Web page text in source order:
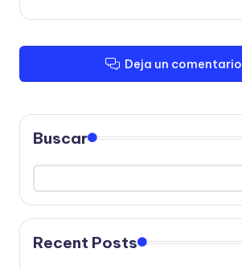
Deja un comentario
Buscar
Recent Posts